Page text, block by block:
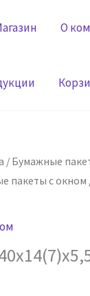
О
/ Бумажные
пакеты с окном